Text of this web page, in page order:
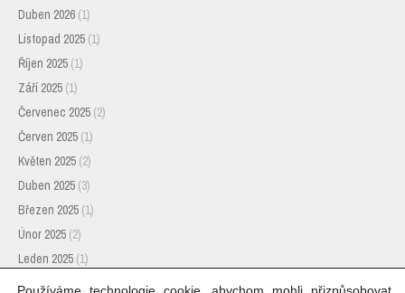
Duben 2026 (1)
Listopad 2025 (1)
Říjen 2025 (1)
Září 2025 (1)
Červenec 2025 (2)
Červen 2025 (1)
Květen 2025 (2)
Duben 2025 (3)
Březen 2025 (1)
Únor 2025 (2)
Leden 2025 (1)
Listopad 2024
(1)